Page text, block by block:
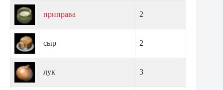
приправа 2
сыр 2
лук 3